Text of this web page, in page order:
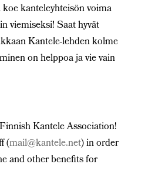
kanteleyhteisön voima
viemiseksi! Saat hyvät
Kantele-lehden kolme
on helppoa ja vie vain
Kantele Association!
(mail@kantele.net) in order
and other benefits for